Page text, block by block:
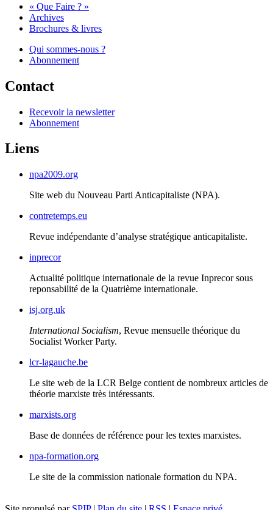
« Que Faire ? »
Archives
Brochures & livres
Qui sommes-nous ?
Abonnement
Contact
Recevoir la newsletter
Abonnement
Liens
npa2009.org
Site web du Nouveau Parti Anticapitaliste (NPA).
contretemps.eu
Revue indépendante d’analyse stratégique anticapitaliste.
inprecor
Actualité politique internationale de la revue Inprecor sous
reponsabilité de la Quatrième internationale.
isj.org.uk
International Socialism, Revue mensuelle théorique du
Socialist Worker Party.
lcr-lagauche.be
Le site web de la LCR Belge contient de nombreux articles de
théorie marxiste très intéressants.
marxists.org
Base de données de référence pour les textes marxistes.
npa-formation.org
Le site de la commission nationale formation du NPA.